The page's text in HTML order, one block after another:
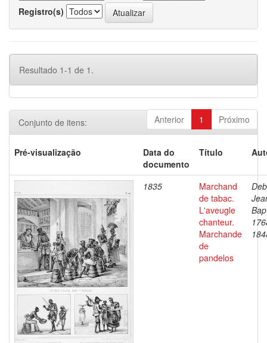
Registro(s)
Resultado 1-1 de 1.
Anterior 1 Próximo
Conjunto de itens:
Pré-visualização
Data do
documento
Título
1835
Marchand
de tabac.
L'aveugle
chanteur.
Marchande
de
pandelos